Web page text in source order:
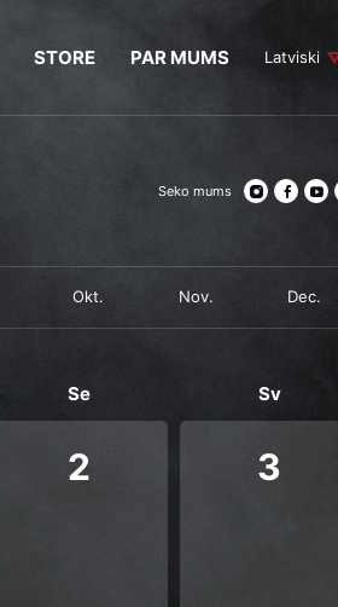
STORE PAR MUMS Latviski
Seko mums
Okt. Nov. Dec.
Se Sv
2 3